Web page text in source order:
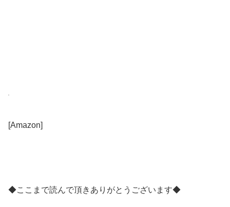
[Amazon]
◆ここまで読んで頂きありがとうございます◆